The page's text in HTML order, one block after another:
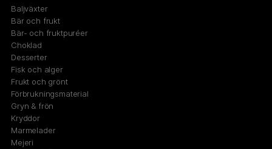
Baljväxter
Bär och frukt
Bär- och fruktpuréer
Choklad
Desserter
Fisk och alger
Frukt och grönt
Förbrukningsmaterial
Gryn & frön
Kryddor
Marmelader
Mejeri